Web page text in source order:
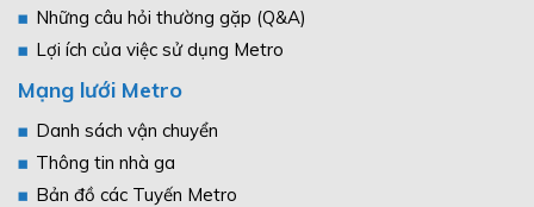
Những câu hỏi thường gặp (Q&A)
Lợi ích của việc sử dụng Metro
Mạng lưới Metro
Danh sách vận chuyển
Thông tin nhà ga
Bản đồ các Tuyến Metro